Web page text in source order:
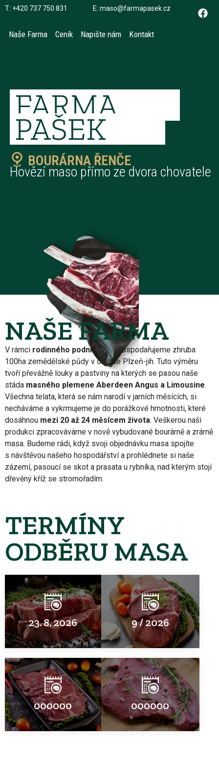
T: +420 737 750 831 E: maso@farmapasek.cz
Naše Farma Ceník Napište nám Kontakt
FARMA
PAŠEK
BOURÁRNA ŘENČE
Hovězí maso přímo ze dvora chovatele
NAŠE FARMA
V rámci rodinného podnikáníobhospodařujeme zhruba
100ha zemědělské půdy v okrese Plzeň-jih. Tuto výměru
tvoří převážně louky a pastviny na kterých se pasou naše
stáda masného plemene Aberdeen Angus a Limousine.
Všechna telata, která se nám narodí v jarních měsících, si
necháváme a vykrmujeme je do porážkové hmotnosti, které
dosáhnou mezi 20 až 24 měsícem života. Veškerou naši
produkci zpracováváme v nově vybudované bourárně a zrárně
masa. Budeme rádi, když svoji objednávku masa spojíte
s návštěvou našeho hospodářství a prohlédnete si naše
zázemí, pasoucí se skot a prasata u rybníka, nad kterým stojí
dřevěný kříž se stromořadím.
TERMÍNY
ODBĚRU MASA
23. 8. 2026 9 / 2026
000000 000000